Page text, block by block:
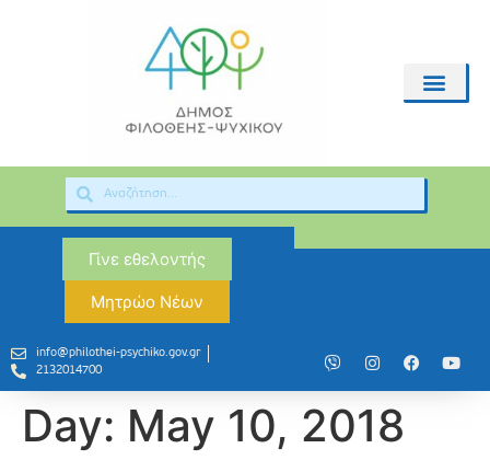
Γίνε εθελοντής
Μητρώο Νέων
info@philothei-psychiko.gov.gr
2132014700
Day: May 10, 2018